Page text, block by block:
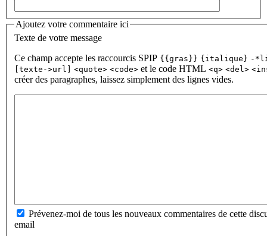
Ajoutez votre commentaire ici
Texte de votre message
Ce champ accepte les raccourcis SPIP {{gras}} {italique} -
[texte->url]
<quote> <code> et le code HTML <q> <del>
créer des paragraphes, laissez simplement des lignes vides.
Prévenez-moi de tous les nouveaux commentaires de cette
email